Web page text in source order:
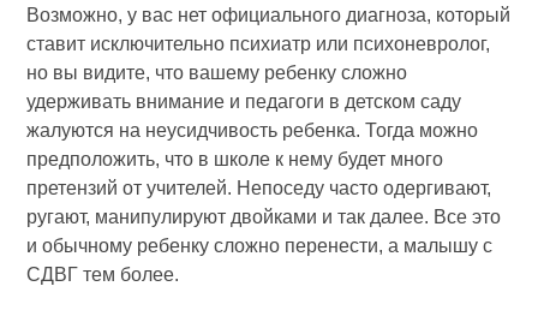
Возможно, у вас нет официального диагноза, который
ставит исключительно психиатр или психоневролог,
но вы видите, что вашему ребенку сложно
удерживать внимание и педагоги в детском саду
жалуются на неусидчивость ребенка. Тогда можно
предположить, что в школе к нему будет много
претензий от учителей. Непоседу часто одергивают,
ругают, манипулируют двойками и так далее. Все это
и обычному ребенку сложно перенести, а малышу с
СДВГ тем более.